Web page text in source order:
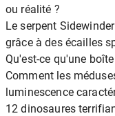
ou réalité ?
Le serpent
grâce à des écailles
Qu'est-ce qu'une
Comment les
luminescence
12 dinosaures